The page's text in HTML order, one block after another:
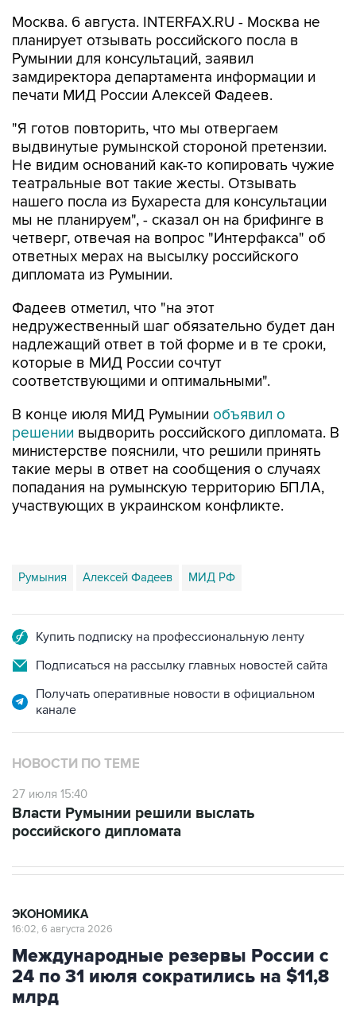
Москва. 6 августа. INTERFAX.RU - Москва не
планирует отзывать российского посла в
Румынии для консультаций, заявил
замдиректора департамента информации и
печати МИД России Алексей Фадеев.
"Я готов повторить, что мы отвергаем
выдвинутые румынской стороной претензии.
Не видим оснований как-то копировать чужие
театральные вот такие жесты. Отзывать
нашего посла из Бухареста для консультации
мы не планируем", - сказал он на брифинге в
четверг, отвечая на вопрос "Интерфакса" об
ответных мерах на высылку российского
дипломата из Румынии.
Фадеев отметил, что "на этот
недружественный шаг обязательно будет дан
надлежащий ответ в той форме и в те сроки,
которые в МИД России сочтут
соответствующими и оптимальными".
В конце июля МИД Румынии объявил о
решении выдворить российского дипломата. В
министерстве пояснили, что решили принять
такие меры в ответ на сообщения о случаях
попадания на румынскую территорию БПЛА,
участвующих в украинском конфликте.
Румыния Алексей Фадеев МИД РФ
Купить подписку на профессиональную ленту
Подписаться на рассылку главных новостей сайта
Получать оперативные новости в официальном
канале
НОВОСТИ ПО ТЕМЕ
27 июля 15:40
Власти Румынии решили выслать
российского дипломата
ЭКОНОМИКА
16:02, 6 августа 2026
Международные резервы России с
24 по 31 июля сократились на $11,8
млрд